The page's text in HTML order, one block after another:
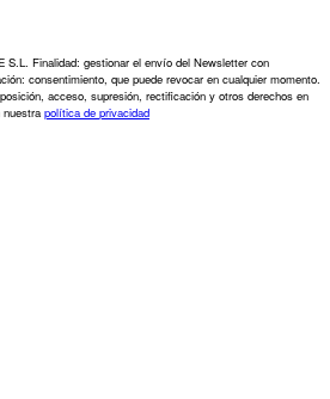
S.L. Finalidad: gestionar el envío del Newsletter con
consentimiento, que puede revocar en cualquier momento.
acceso, supresión, rectificación y otros derechos en
política de privacidad